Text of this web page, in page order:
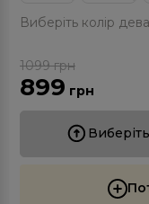
Виберіть колір
1099грн
899 грн